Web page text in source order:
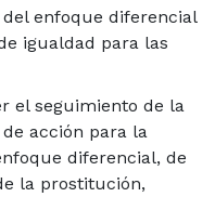
enfoque diferencial
igualdad para las
el seguimiento de la
acción para la
diferencial, de
la prostitución,